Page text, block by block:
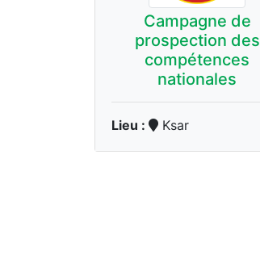
Campagne de
prospection des
compétences
nationales
Lieu : Ksar